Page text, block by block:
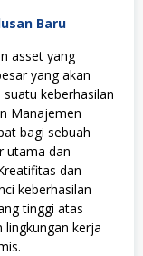
Baru
asset yang
yang akan
keberhasilan
Manajemen
bagi sebuah
utama dan
dan
keberhasilan
tinggi atas
kerja